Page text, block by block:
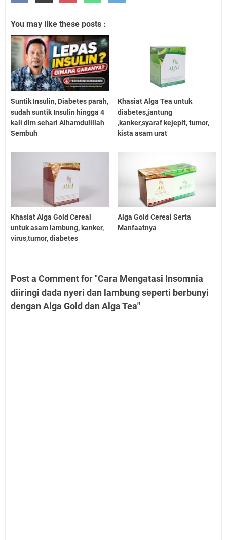
You may like these posts :
Suntik Insulin, Diabetes parah,
sudah suntik Insulin hingga 4
kali dlm sehari Alhamdulillah
Sembuh
Khasiat Alga Tea untuk
diabetes,jantung
,kanker,syaraf kejepit, tumor,
kista asam urat
Khasiat Alga Gold Cereal
untuk asam lambung, kanker,
virus,tumor, diabetes
Alga Gold Cereal Serta
Manfaatnya
Post a Comment for "Cara Mengatasi Insomnia
diiringi dada nyeri dan lambung seperti berbunyi
dengan Alga Gold dan Alga Tea"